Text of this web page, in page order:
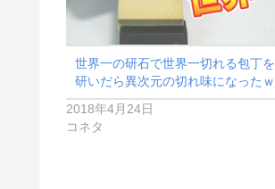
世界一の研石で世界一切れる包丁を
研いだら異次元の切れ味になったｗ
2018年4月24日
コネタ